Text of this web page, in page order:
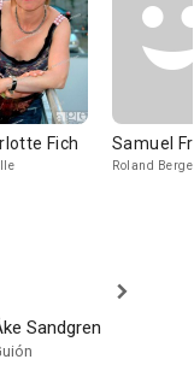
Fich Samuel
Roland
Sandgren